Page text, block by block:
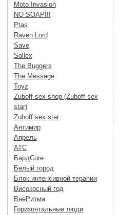
Moto Invasion
NO SOAP!!!
Ptas
Raven Lord
Save
Sollex
The Buggers
The Message
Toyz
Zuboff sex shop (Zuboff sex
star)
Zuboff sex star
Антимир
Апрель
АТС
БардCore
Белый город
Блок интенсивной терапии
Високосный год
ВнеРитма
Горизонтальные люди